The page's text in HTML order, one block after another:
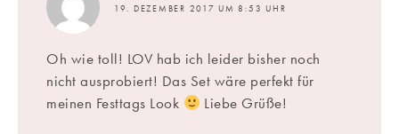
19. DEZEMBER 2017 UM 8:53 UHR
Oh wie toll! LOV hab ich leider bisher noch
nicht ausprobiert! Das Set wäre perfekt für
meinen Festtags Look
Liebe Grüße!